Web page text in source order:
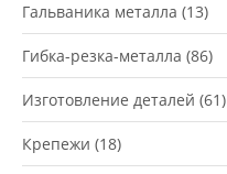
Гальваника металла (13)
Гибка-резка-металла (86)
Изготовление деталей (61)
Крепежи (18)